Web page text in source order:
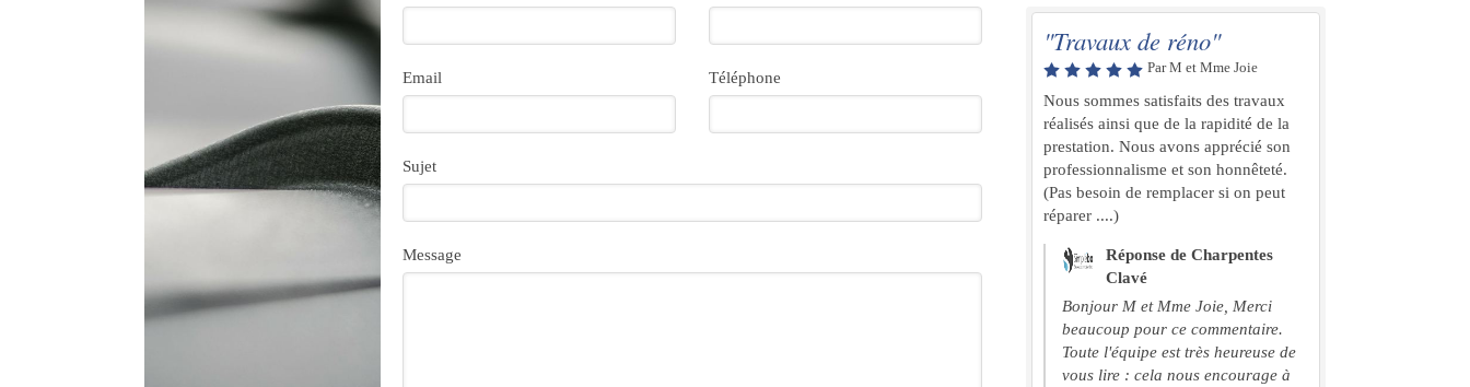
Email Téléphone
Sujet
Message
"Travaux de réno"
Par M et Mme Joie
Nous sommes satisfaits des travaux
réalisés ainsi que de la rapidité de la
prestation. Nous avons apprécié son
professionnalisme et son honnêteté.
(Pas besoin de remplacer si on peut
réparer ....)
Réponse de Charpentes
Clavé
Bonjour M et Mme Joie, Merci
beaucoup pour ce commentaire.
Toute l'équipe est très heureuse de
vous lire : cela nous encourage à